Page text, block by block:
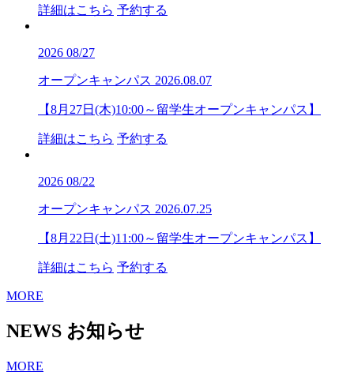
詳細はこちら 予約する
2026 08/27
オープンキャンパス 2026.08.07
【8月27日(木)10:00～留学生オープンキャンパス】
詳細はこちら 予約する
2026 08/22
オープンキャンパス 2026.07.25
【8月22日(土)11:00～留学生オープンキャンパス】
詳細はこちら 予約する
MORE
NEWS お知らせ
MORE